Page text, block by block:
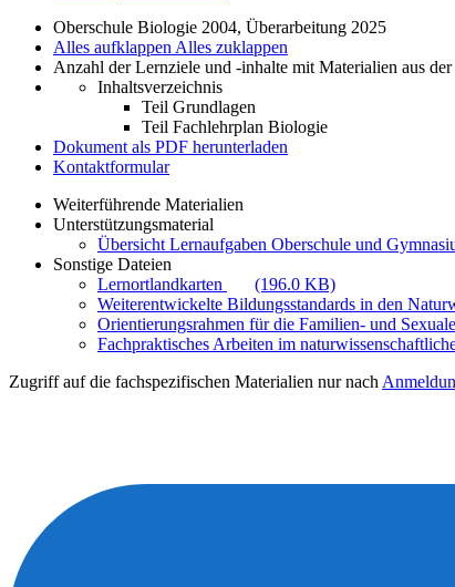
Oberschule Biologie 2004, Überarbeitung 2025
Alles aufklappen Alles zuklappen
Anzahl der Lernziele und -inhalte mit Materialien aus
Inhaltsverzeichnis
Teil Grundlagen
Teil Fachlehrplan Biologie
Dokument als PDF herunterladen
Kontaktformular
Weiterführende Materialien
Unterstützungsmaterial
Übersicht Lernaufgaben Oberschule und
Sonstige Dateien
Lernortlandkarten
(196.0 KB)
Weiterentwickelte Bildungsstandards in den
Orientierungsrahmen für die Familien- und
Fachpraktisches Arbeiten im
Zugriff auf die fachspezifischen Materialien nur nach